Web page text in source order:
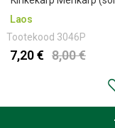
Laos
Tootekood 3046P
7,20 € 8,00 €